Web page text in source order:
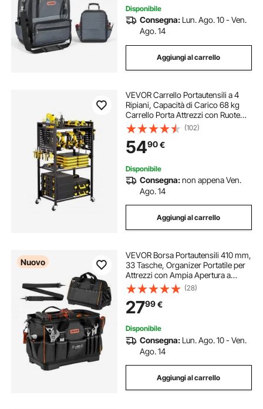
Disponibile
Consegna: Lun. Ago. 10 - Ven.
Ago. 14
Aggiungi al carrello
VEVOR Carrello Portautensili a 4
Ripiani, Capacità di Carico 68 kg
Carrello Porta Attrezzi con Ruote
per Trapano e Rastrelliera di
Stoccaggio Stabile, per Impieghi
Gravosi per Officina, Garage, Nero
(102)
5490€
Disponibile
Consegna:non appena Ven.
Ago. 14
Aggiungi al carrello
Nuovo
VEVOR Borsa Portautensili 410 mm,
33 Tasche, Organizer Portatile per
Attrezzi con Ampia Apertura a
Cerniera, Tracolla Regolabile, Base
Rigida Resistente all’Acqua, Ideale
per Fai da Te e Cantiere
(28)
2799€
Disponibile
Consegna: Lun. Ago. 10 - Ven.
Ago. 14
Aggiungi al carrello